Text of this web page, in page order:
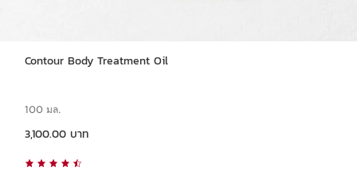
Contour Body Treatment Oil
100 มล.
3,100.00 บาท